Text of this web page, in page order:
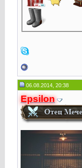
06.08.2014, 20:38
Epsilon